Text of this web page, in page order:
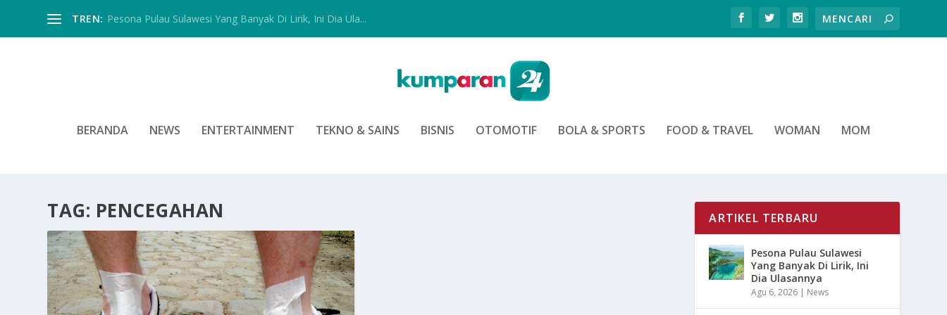
TREN: Pesona Pulau Sulawesi Yang Banyak Di Lirik, Ini Dia Ula...
BERANDA NEWS ENTERTAINMENT TEKNO & SAINS BISNIS OTOMOTIF BOLA & SPORTS FOOD & TRAVEL WOMAN MOM
TAG: PENCEGAHAN ARTIKEL TERBARU
Pesona Pulau Sulawesi
Yang Banyak Di Lirik, Ini
Dia Ulasannya
Agu 6, 2026 | News